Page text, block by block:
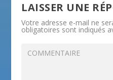
LAISSER UNE
Votre adresse e-mail ne
obligatoires sont indiqués